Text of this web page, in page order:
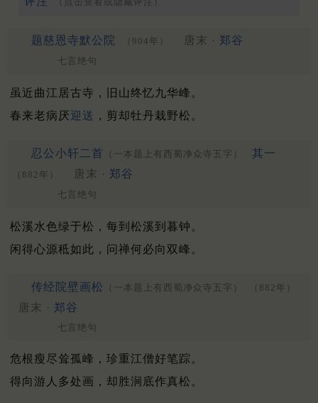
题慈恩寺默公院 （904年） 唐末 · 郑谷
七言绝句
虽近曲江居古寺，旧山终忆九华峰。
春来老病厌迎送 ，剪却牡丹栽野松。
忍公小轩二首 （一本题上有西蜀净众寺五字） 其一
（882年） 唐末 · 郑谷
七言绝句
松溪水色绿于松，每到松溪到暮钟。
闲得心源秪如此，问禅何必向双峰。
传经院壁画松 （一本题上有西蜀净众寺五字） （882年）
唐末 · 郑谷
七言绝句
危根瘦尽耸孤峰，珍重江僧好笔踪。
得向游人多处画，却胜涧底作真松。